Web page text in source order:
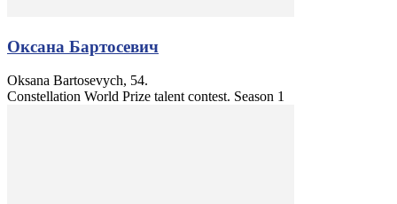
Оксана Бартосевич
Oksana Bartosevych, 54.
Constellation World Prize talent contest. Season 1